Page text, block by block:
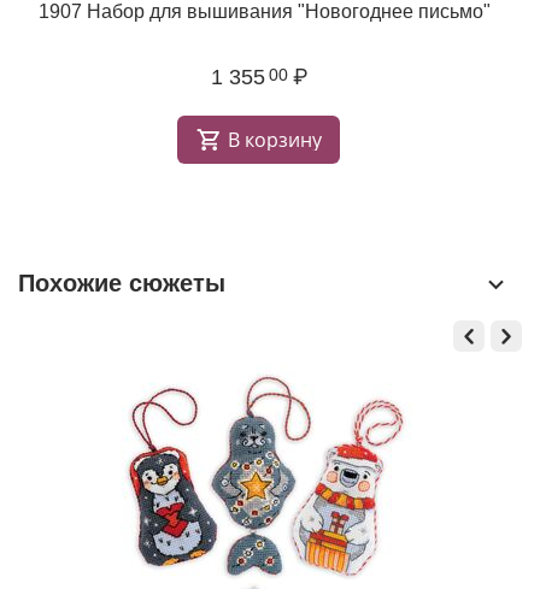
1907 Набор для вышивания "Новогоднее письмо"
1 355 00 ₽
В корзину
Похожие сюжеты